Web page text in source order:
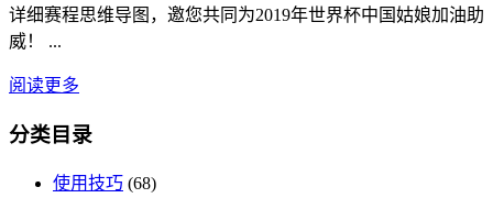
详细赛程思维导图，邀您共同为2019年世界杯中国姑娘加油助
威！ ...
阅读更多
分类目录
使用技巧 (68)